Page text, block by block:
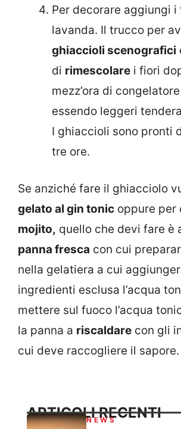
Per decorare aggiungi i
lavanda. Il trucco per
ghiaccioli scenografici
di rimescolare i fiori
mezz’ora di
essendo leggeri
I ghiaccioli sono pronti
tre ore.
Se anziché fare il ghiacciolo
gelato al gin tonic oppure per
mojito, quello che devi fare è
panna fresca con cui
nella gelatiera a cui
ingredienti esclusa l’acqua
mettere sul fuoco l’acqua
la panna a riscaldare con gli
cui deve raccogliere il sapore.
ARTICOLI RECENTI
NEWS